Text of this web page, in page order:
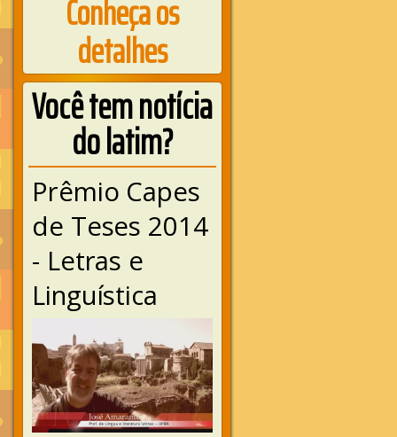
Conheça os
detalhes
Você tem notícia
do latim?
Prêmio Capes
de Teses 2014
- Letras e
Linguística